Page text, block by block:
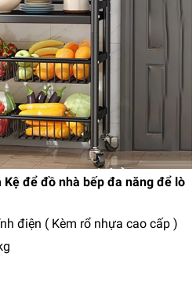
Kệ để đồ nhà bếp đa năng để lò
điện ( Kèm rổ nhựa cao cấp )